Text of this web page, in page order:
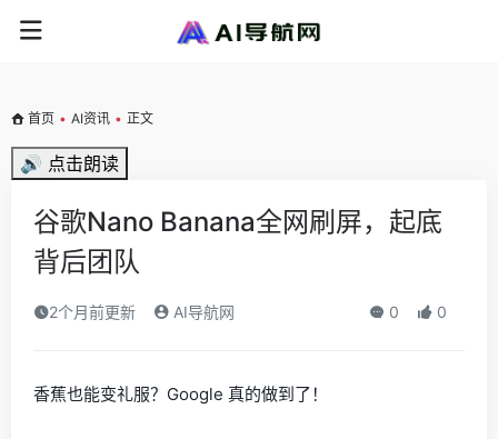
首页 • AI资讯 • 正文
🔊 点击朗读
谷歌Nano Banana全网刷屏，起底
背后团队
2个月前更新 AI导航网 0 0
香蕉也能变礼服？Google 真的做到了！